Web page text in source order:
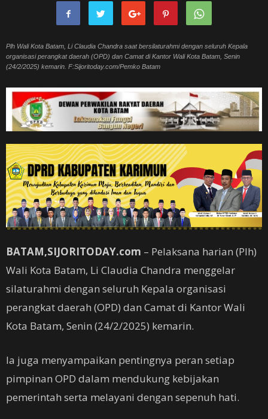
Plh Wali Kota Batam, Li Claudia Chandra saat bersilaturahmi dengan seluruh Kepala
organisasi perangkat daerah (OPD) dan Camat di Kantor Wali Kota Batam, Senin
(24/2/2025) kemarin. F:Sijoritoday.com/Pemko Batam
BATAM,SIJORITODAY.com – Pelaksana harian (Plh)
Wali Kota Batam, Li Claudia Chandra menggelar
silaturahmi dengan seluruh Kepala organisasi
perangkat daerah (OPD) dan Camat di Kantor Wali
Kota Batam, Senin (24/2/2025) kemarin.
Ia juga menyampaikan pentingnya peran setiap
pimpinan OPD dalam mendukung kebijakan
pemerintah serta melayani dengan sepenuh hati.